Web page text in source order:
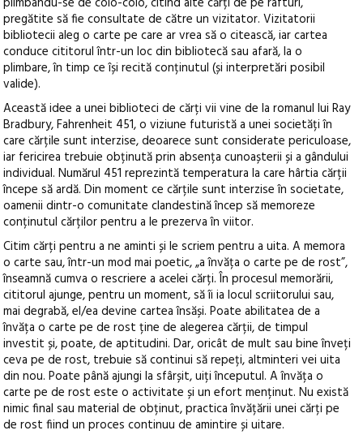
pregătite să fie consultate de către un vizitator. Vizitatorii
bibliotecii aleg o carte pe care ar vrea să o citească, iar cartea
conduce cititorul într-un loc din bibliotecă sau afară, la o
plimbare, în timp ce își recită conținutul (și interpretări posibil
valide).
Această idee a unei biblioteci de cărți vii vine de la romanul lui Ray
Bradbury, Fahrenheit 451, o viziune futuristă a unei societăți în
care cărțile sunt interzise, deoarece sunt considerate periculoase,
iar fericirea trebuie obținută prin absența cunoașterii și a gândului
individual. Numărul 451 reprezintă temperatura la care hârtia cărții
începe să ardă. Din moment ce cărțile sunt interzise în societate,
oamenii dintr-o comunitate clandestină încep să memoreze
conținutul cărților pentru a le prezerva în viitor.
Citim cărți pentru a ne aminti și le scriem pentru a uita. A memora
o carte sau, într-un mod mai poetic, „a învăța o carte pe de rost”,
înseamnă cumva o rescriere a acelei cărți. În procesul memorării,
cititorul ajunge, pentru un moment, să îi ia locul scriitorului sau,
mai degrabă, el/ea devine cartea însăși. Poate abilitatea de a
învăța o carte pe de rost ține de alegerea cărții, de timpul
investit și, poate, de aptitudini. Dar, oricât de mult sau bine înveți
ceva pe de rost, trebuie să continui să repeți, altminteri vei uita
din nou. Poate până ajungi la sfârșit, uiți începutul. A învăța o
carte pe de rost este o activitate și un efort menținut. Nu există
nimic final sau material de obținut, practica învățării unei cărți pe
de rost fiind un proces continuu de amintire și uitare.